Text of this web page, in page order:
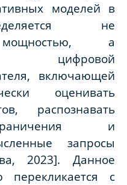
моделей в
не
мощностью, а
цифровой
включающей
оценивать
распознавать
и
запросы
2023]. Данное
перекликается с